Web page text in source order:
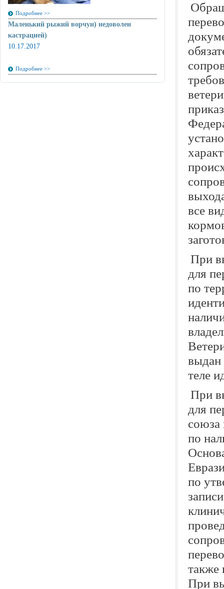
Подробнее >>
Маленький рыжий ворчун) недоволен
кастрацией)
10.17.2017
Подробнее >>
все
При
для
по
выдан
теле
При
для
союза
по
по
также
При